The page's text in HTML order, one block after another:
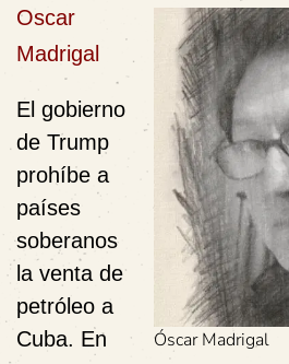
Óscar Madrigal
Oscar
Madrigal
El gobierno
de Trump
prohíbe a
países
soberanos
la venta de
petróleo a
Cuba. En